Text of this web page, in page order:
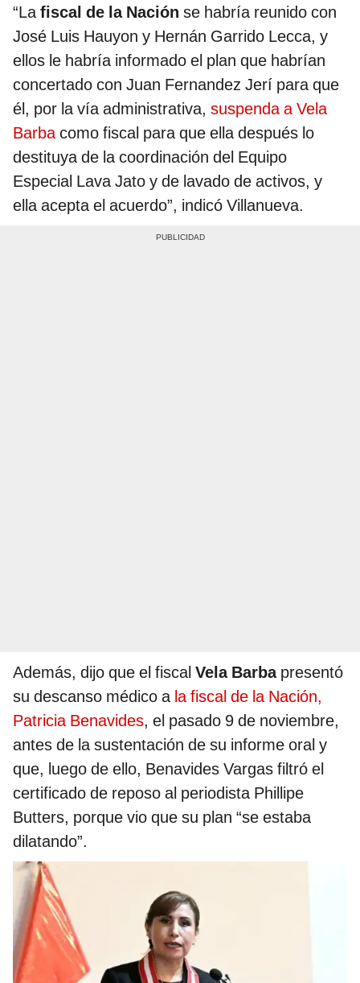
“La fiscal de la Nación se habría reunido con
José Luis Hauyon y Hernán Garrido Lecca, y
ellos le habría informado el plan que habrían
concertado con Juan Fernandez Jerí para que
él, por la vía administrativa, suspenda a Vela
Barba como fiscal para que ella después lo
destituya de la coordinación del Equipo
Especial Lava Jato y de lavado de activos, y
ella acepta el acuerdo”, indicó Villanueva.
Además, dijo que el fiscal Vela Barbapresentó
su descanso médico a la fiscal de la Nación,
Patricia Benavides, el pasado 9 de noviembre,
antes de la sustentación de su informe oral y
que, luego de ello, Benavides Vargas filtró el
certificado de reposo al periodista Phillipe
Butters, porque vio que su plan “se estaba
dilatando”.